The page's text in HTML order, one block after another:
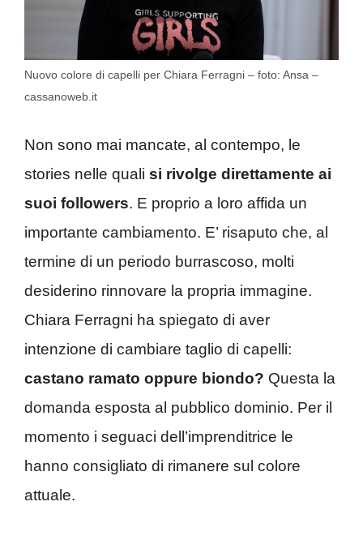
Nuovo colore di capelli per Chiara Ferragni – foto: Ansa –
cassanoweb.it
Non sono mai mancate, al contempo, le
stories nelle quali si rivolge direttamente ai
suoi followers. E proprio a loro affida un
importante cambiamento. E’ risaputo che, al
termine di un periodo burrascoso, molti
desiderino rinnovare la propria immagine.
Chiara Ferragni ha spiegato di aver
intenzione di cambiare taglio di capelli:
castano ramato oppure biondo? Questa la
domanda esposta al pubblico dominio. Per il
momento i seguaci dell’imprenditrice le
hanno consigliato di rimanere sul colore
attuale.